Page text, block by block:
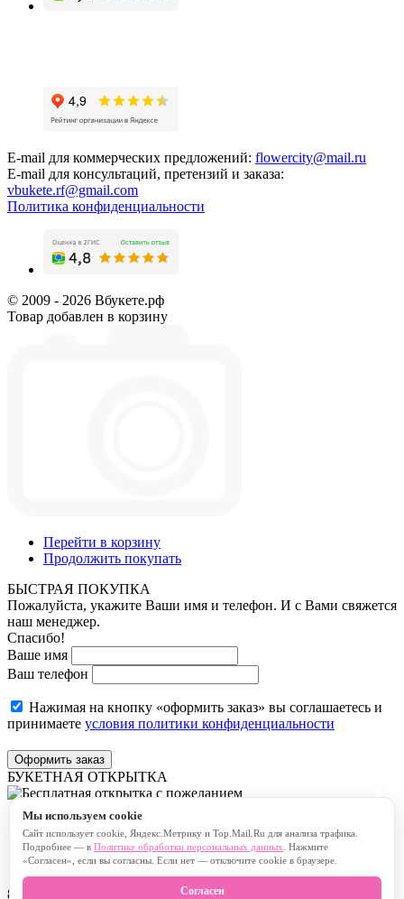
E-mail для коммерческих предложений: flowercity@mail.ru
E-mail для консультаций, претензий и заказа:
vbukete.rf@gmail.com
Политика конфиденциальности
© 2009 - 2026 Вбукете.рф
Товар добавлен в корзину
Перейти в корзину
Продолжить покупать
БЫСТРАЯ ПОКУПКА
Пожалуйста, укажите Ваши имя и телефон. И с Вами свяжется
наш менеджер.
Спасибо!
Ваше имя
Ваш телефон
Нажимая на кнопку «оформить заказ» вы соглашаетесь и
принимаете условия политики конфиденциальности
Оформить заказ
БУКЕТНАЯ ОТКРЫТКА
Бесплатная открытка с пожеланием
Платная открытка с пожеланием
80
Мы используем cookie
Сайт использует cookie, Яндекс.Метрику и Top.Mail.Ru для анализа трафика.
Подробнее — в Политике обработки персональных данных . Нажмите
«Согласен», если вы согласны. Если нет — отключите cookie в браузере.
Согласен